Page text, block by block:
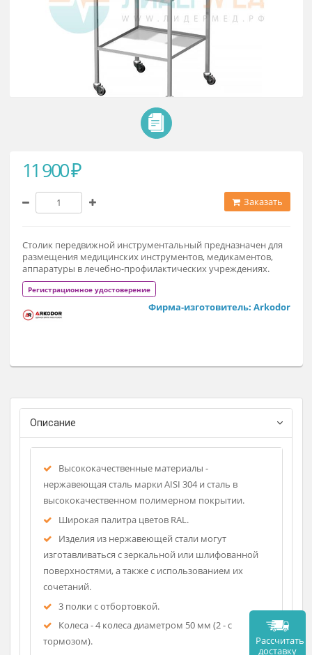
11 900 ₽
Столик передвижной инструментальный предназначен
Регистрационное удостоверение
Описание
Высококачественные материалы -
нержавеющая сталь марки AISI 304 и сталь в
высококачественном полимерном покрытии.
Широкая палитра цветов RAL.
Изделия из нержавеющей стали могут